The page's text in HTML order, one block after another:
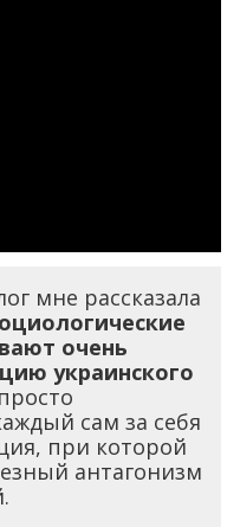
мне рассказала
очень
украинского
сам за себя
при которой
антагонизм